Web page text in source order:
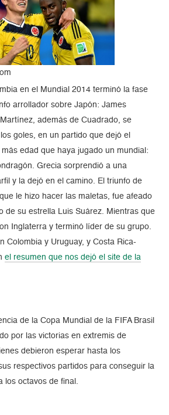
en el Mundial 2014 terminó la fase
arrollador sobre Japón: James
además de Cuadrado, se
goles, en un partido que dejó el
edad que haya jugado un mundial:
Grecia sorprendió a una
y la dejó en el camino. El triunfo de
le hizo hacer las maletas, fue afeado
de su estrella Luis Suárez. Mientras que
Inglaterra y terminó líder de su grupo.
Colombia y Uruguay, y Costa Rica-
el resumen que nos dejó el site de la
de la Copa Mundial de la FIFA Brasil
por las victorias en extremis de
debieron esperar hasta los
respectivos partidos para conseguir la
los octavos de final.